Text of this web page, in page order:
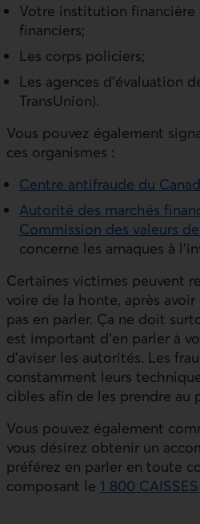
Votre institution financière
financiers;
Les corps policiers;
Les agences d’évaluation
TransUnion).
Vous pouvez également
ces organismes :
Centre antifraude du
Autorité des marchés
Commission des valeurs
concerne les arnaques à
Certaines victimes peuvent
voire de la honte, après
pas en parler. Ça ne doit
est important d’en parler à
d’aviser les autorités. Les
constamment leurs
cibles afin de les prendre au
Vous pouvez également
vous désirez obtenir un
préférez en parler en toute
composant le 1 800